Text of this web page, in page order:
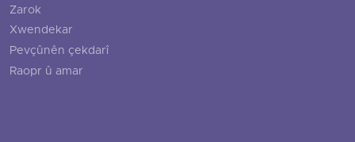
Zarok
Xwendekar
Pevçûnên çekdarî
Raopr û amar